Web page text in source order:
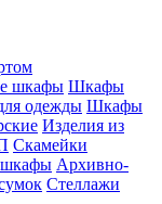
шкафы Шкафы
одежды Шкафы
Изделия из
Скамейки
шкафы Архивно-
Стеллажи